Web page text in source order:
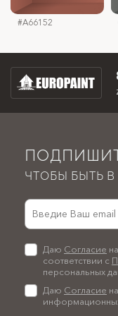
Форма
#A66152
#00437A
#4D6CA6
ЧТОБЫ БЫТЬ
Даю Согласие
соответствии с
персональных
Даю Согласие